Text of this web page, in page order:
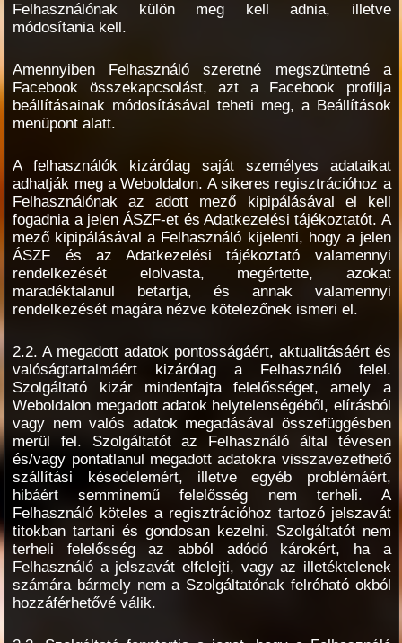
Felhasználónak külön meg kell adnia, illetve
módosítania kell.
Amennyiben Felhasználó szeretné megszüntetné a
Facebook összekapcsolást, azt a Facebook profilja
beállításainak módosításával teheti meg, a Beállítások
menüpont alatt.
A felhasználók kizárólag saját személyes adataikat
adhatják meg a Weboldalon. A sikeres regisztrációhoz a
Felhasználónak az adott mező kipipálásával el kell
fogadnia a jelen ÁSZF-et és Adatkezelési tájékoztatót. A
mező kipipálásával a Felhasználó kijelenti, hogy a jelen
ÁSZF és az Adatkezelési tájékoztató valamennyi
rendelkezését elolvasta, megértette, azokat
maradéktalanul betartja, és annak valamennyi
rendelkezését magára nézve kötelezőnek ismeri el.
2.2. A megadott adatok pontosságáért, aktualitásáért és
valóságtartalmáért kizárólag a Felhasználó felel.
Szolgáltató kizár mindenfajta felelősséget, amely a
Weboldalon megadott adatok helytelenségéből, elírásból
vagy nem valós adatok megadásával összefüggésben
merül fel. Szolgáltatót az Felhasználó által tévesen
és/vagy pontatlanul megadott adatokra visszavezethető
szállítási késedelemért, illetve egyéb problémáért,
hibáért semminemű felelősség nem terheli. A
Felhasználó köteles a regisztrációhoz tartozó jelszavát
titokban tartani és gondosan kezelni. Szolgáltatót nem
terheli felelősség az abból adódó károkért, ha a
Felhasználó a jelszavát elfelejti, vagy az illetéktelenek
számára bármely nem a Szolgáltatónak felróható okból
hozzáférhetővé válik.